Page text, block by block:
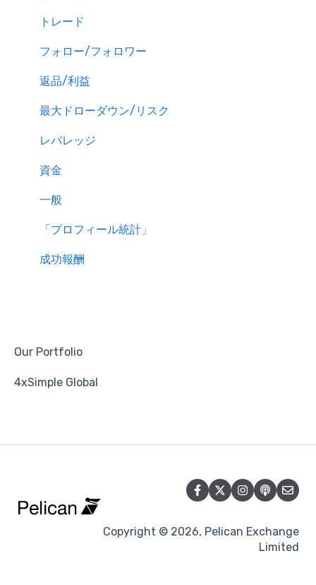
トレード
フォロー/フォロワー
返品/利益
最大ドローダウン/リスク
レバレッジ
資金
一般
「プロフィール統計」
成功報酬
Our Portfolio
4xSimple Global
Copyright © 2026, Pelican Exchange
Limited